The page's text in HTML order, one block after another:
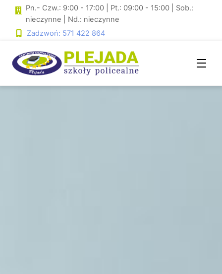
content
Pn.- Czw.: 9:00 - 17:00 | Pt.: 09:00 - 15:00 | Sob.:
nieczynne | Nd.: nieczynne
Zadzwoń: 571 422 864